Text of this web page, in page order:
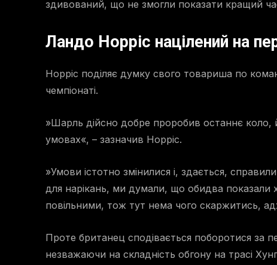
здивований, що не змогли показати кращий
Ландо Норріс націлений на
Норріс поділяє думку свого товариша по
чемпіонаті.
»Шарль дійсно добре проробив останнє коло,
умовах«, – зазначив Норріс.
»Умови істотно змінилися і, здається,
для нарікань, ми думали, що обидва показали
повільними, тож тут нема чого скаржитись,
Проте британец сподівається поборотися за
незважаючи на складність обгону на трасі